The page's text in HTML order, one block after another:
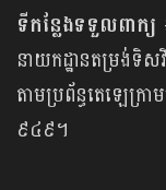
ទីកន្លែងទទួលពាក្យ
នាយកដ្ឋានតម្រង់ទិស​
តាម​ប្រព័ន្ធតេឡេ
៩៤៩។